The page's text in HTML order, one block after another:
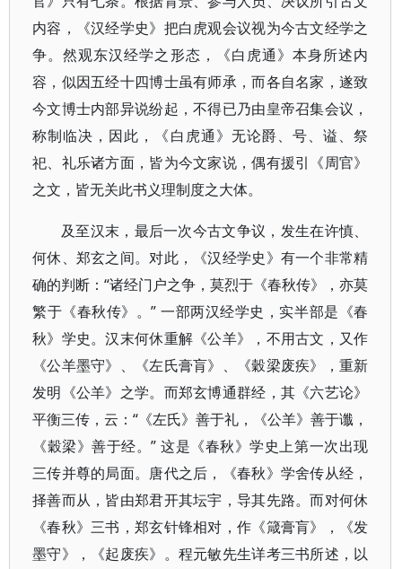
内容，《汉经学史》把白虎观会议视为今古文经学之
争。然观东汉经学之形态，《白虎通》本身所述内
容，似因五经十四博士虽有师承，而各自名家，遂致
今文博士内部异说纷起，不得已乃由皇帝召集会议，
称制临决，因此，《白虎通》无论爵、号、谥、祭
祀、礼乐诸方面，皆为今文家说，偶有援引《周官》
之文，皆无关此书义理制度之大体。
及至汉末，最后一次今古文争议，发生在许慎、
何休、郑玄之间。对此，《汉经学史》有一个非常精
确的判断：“诸经门户之争，莫烈于《春秋传》，亦莫
繁于《春秋传》。” 一部两汉经学史，实半部是《春
秋》学史。汉末何休重解《公羊》，不用古文，又作
《公羊墨守》、《左氏膏肓》、《穀梁废疾》，重新
发明《公羊》之学。而郑玄博通群经，其《六艺论》
平衡三传，云：“《左氏》善于礼，《公羊》善于谶，
《穀梁》善于经。” 这是《春秋》学史上第一次出现
三传并尊的局面。唐代之后，《春秋》学舍传从经，
择善而从，皆由郑君开其坛宇，导其先路。而对何休
《春秋》三书，郑玄针锋相对，作《箴膏肓》，《发
墨守》，《起废疾》。程元敏先生详考三书所述，以